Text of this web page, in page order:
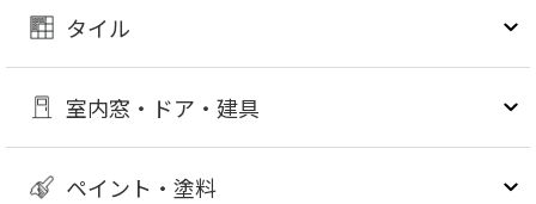
タイル
室内窓・ドア・建具
ペイント・塗料